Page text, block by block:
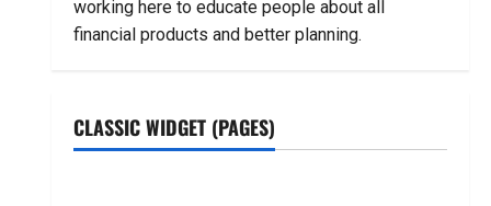
working here to educate people about all
financial products and better planning.
CLASSIC WIDGET (PAGES)